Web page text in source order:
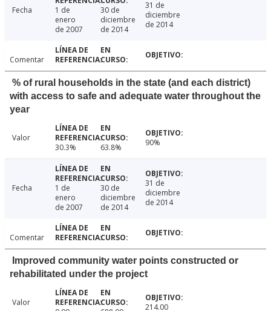
Fecha
1 de
enero
de 2007
30 de
diciembre
de 2014
31 de
diciembre
de 2014
Comentar
% of rural households in the state (and each district)
with access to safe and adequate water throughout the
year
Valor
30.3%
63.8% 90%
Fecha
1 de
enero
de 2007
30 de
diciembre
de 2014
31 de
diciembre
de 2014
Comentar
Improved community water points constructed or
rehabilitated under the project
Valor
214.00